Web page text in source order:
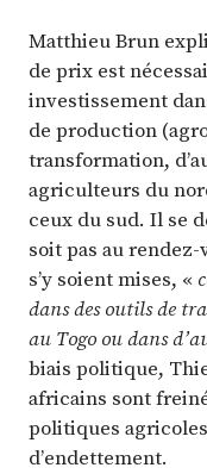
Matthieu Brun
de prix est
investissement
de production
transformation,
agriculteurs du
ceux du sud. Il se
soit pas au
s’y soient mises, «
dans des outils de
au Togo ou dans
biais politique,
africains sont
politiques
d’endettement.